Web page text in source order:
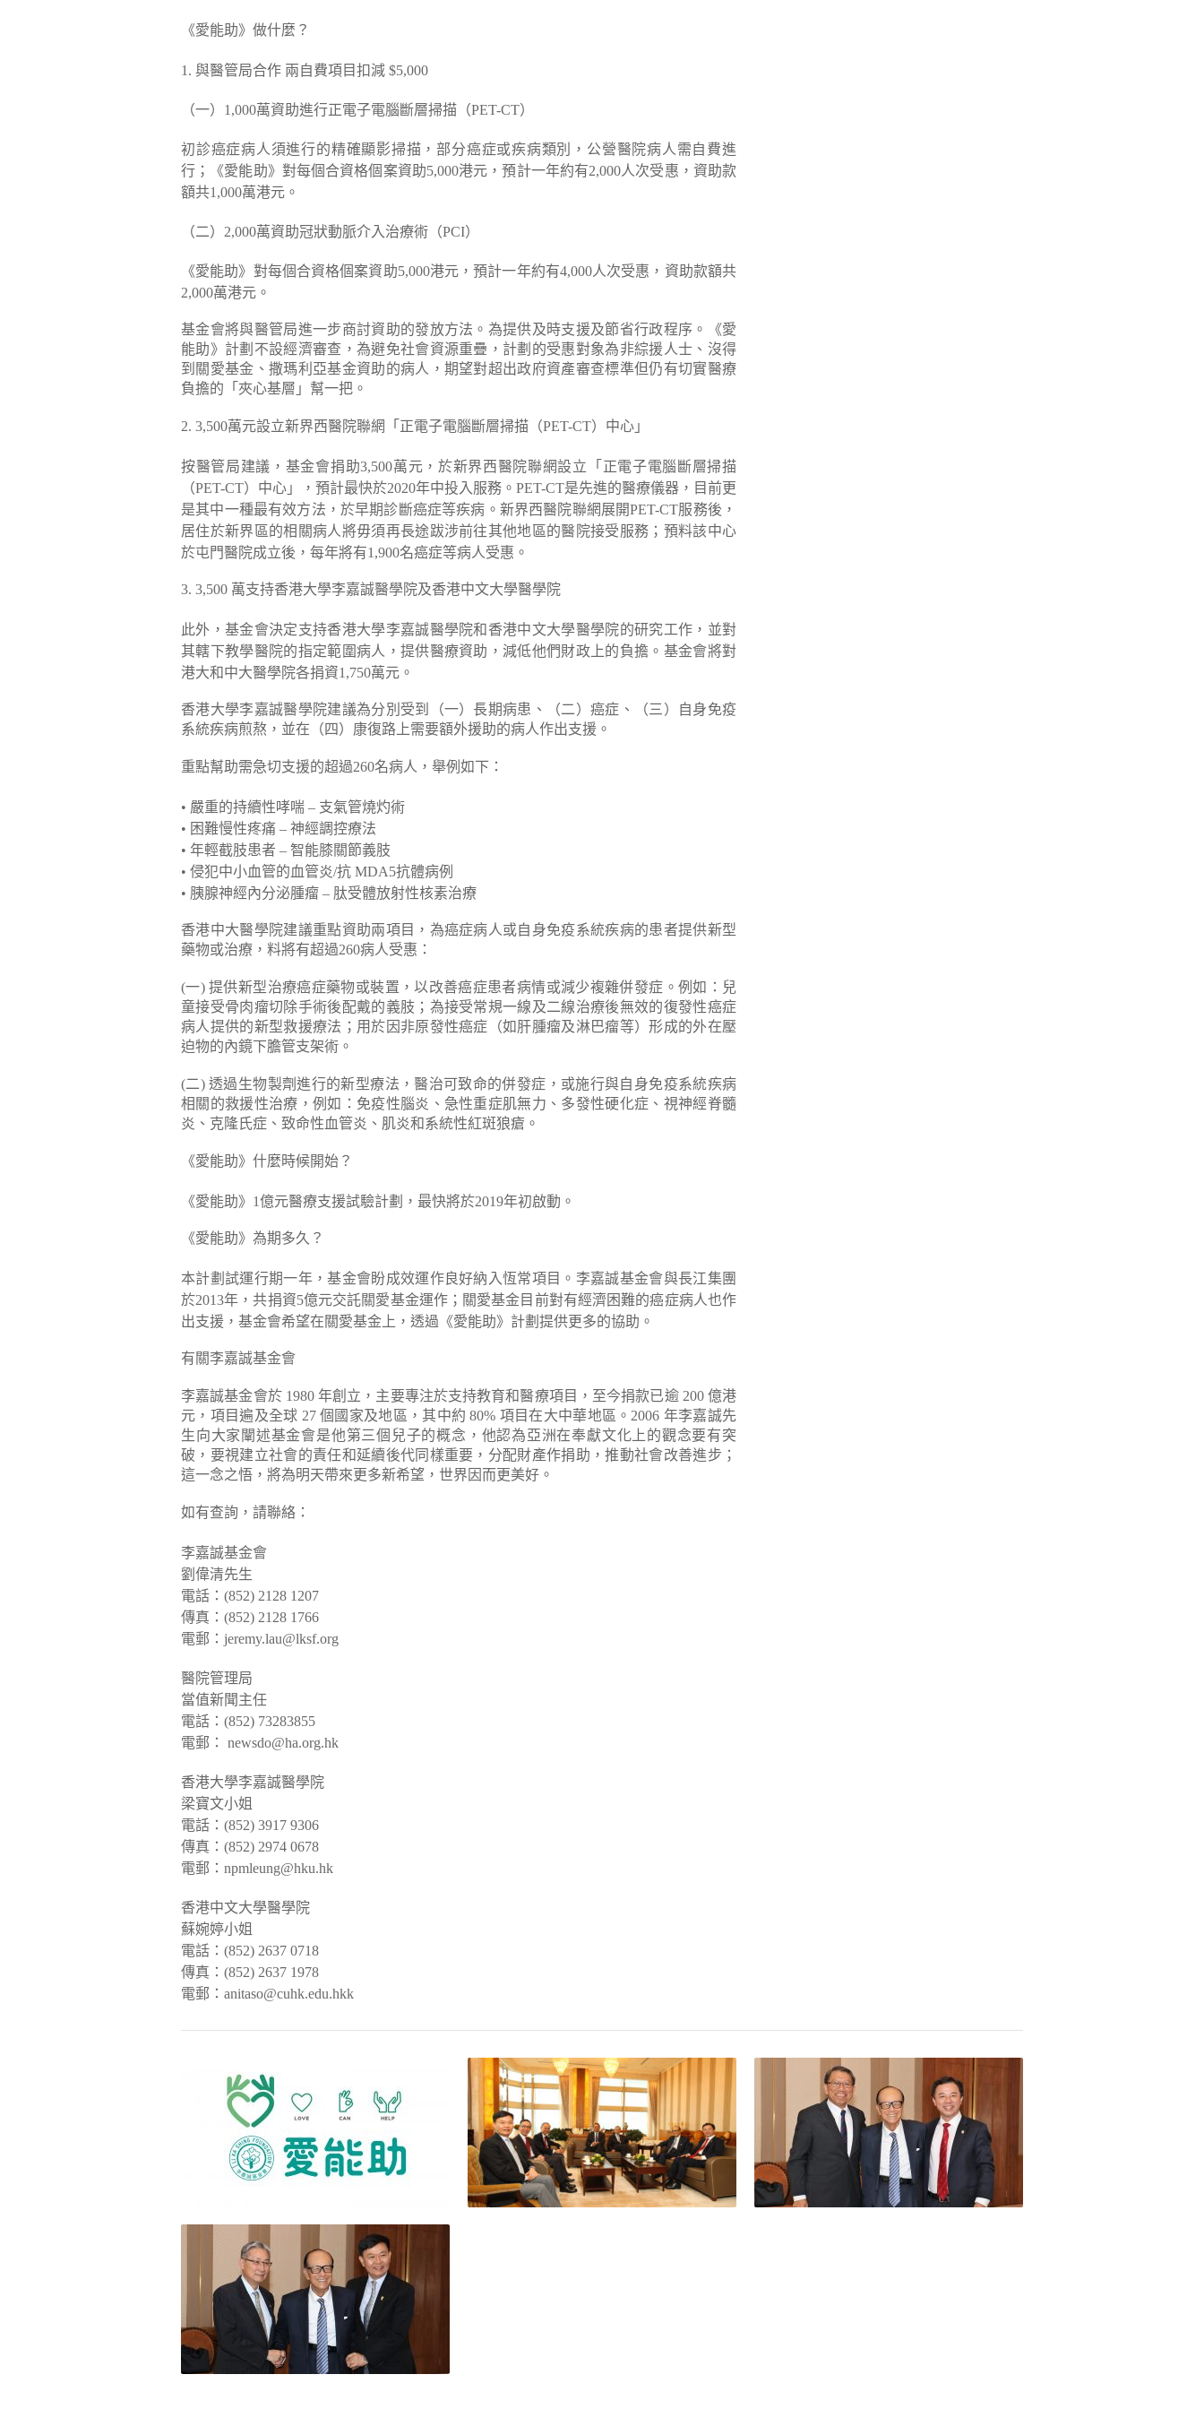
《愛能助》做什麼？
1. 與醫管局合作 兩自費項目扣減 $5,000
（一）1,000萬資助進行正電子電腦斷層掃描（PET-CT）
初診癌症病人須進行的精確顯影掃描，部分癌症或疾病類別，公營醫院病人需自費進
行；《愛能助》對每個合資格個案資助5,000港元，預計一年約有2,000人次受惠，資助款
額共1,000萬港元。
（二）2,000萬資助冠狀動脈介入治療術（PCI）
《愛能助》對每個合資格個案資助5,000港元，預計一年約有4,000人次受惠，資助款額共
2,000萬港元。
基金會將與醫管局進一步商討資助的發放方法。為提供及時支援及節省行政程序。《愛
能助》計劃不設經濟審查，為避免社會資源重疊，計劃的受惠對象為非綜援人士、沒得
到關愛基金、撒瑪利亞基金資助的病人，期望對超出政府資產審查標準但仍有切實醫療
負擔的「夾心基層」幫一把。
2. 3,500萬元設立新界西醫院聯網「正電子電腦斷層掃描（PET-CT）中心」
按醫管局建議，基金會捐助3,500萬元，於新界西醫院聯網設立「正電子電腦斷層掃描
（PET-CT）中心」，預計最快於2020年中投入服務。PET-CT是先進的醫療儀器，目前更
是其中一種最有效方法，於早期診斷癌症等疾病。新界西醫院聯網展開PET-CT服務後，
居住於新界區的相關病人將毋須再長途跋涉前往其他地區的醫院接受服務；預料該中心
於屯門醫院成立後，每年將有1,900名癌症等病人受惠。
3. 3,500 萬支持香港大學李嘉誠醫學院及香港中文大學醫學院
此外，基金會決定支持香港大學李嘉誠醫學院和香港中文大學醫學院的研究工作，並對
其轄下教學醫院的指定範圍病人，提供醫療資助，減低他們財政上的負擔。基金會將對
港大和中大醫學院各捐資1,750萬元。
香港大學李嘉誠醫學院建議為分別受到（一）長期病患、（二）癌症、（三）自身免疫
系統疾病煎熬，並在（四）康復路上需要額外援助的病人作出支援。
重點幫助需急切支援的超過260名病人，舉例如下：
• 嚴重的持續性哮喘 – 支氣管燒灼術
• 困難慢性疼痛 – 神經調控療法
• 年輕截肢患者 – 智能膝關節義肢
• 侵犯中小血管的血管炎/抗 MDA5抗體病例
• 胰腺神經內分泌腫瘤 – 肽受體放射性核素治療
香港中大醫學院建議重點資助兩項目，為癌症病人或自身免疫系統疾病的患者提供新型
藥物或治療，料將有超過260病人受惠：
(一) 提供新型治療癌症藥物或裝置，以改善癌症患者病情或減少複雜併發症。例如：兒
童接受骨肉瘤切除手術後配戴的義肢；為接受常規一線及二線治療後無效的復發性癌症
病人提供的新型救援療法；用於因非原發性癌症（如肝腫瘤及淋巴瘤等）形成的外在壓
迫物的內鏡下膽管支架術。
(二) 透過生物製劑進行的新型療法，醫治可致命的併發症，或施行與自身免疫系統疾病
相關的救援性治療，例如：免疫性腦炎、急性重症肌無力、多發性硬化症、視神經脊髓
炎、克隆氏症、致命性血管炎、肌炎和系統性紅斑狼瘡。
《愛能助》什麼時候開始？
《愛能助》1億元醫療支援試驗計劃，最快將於2019年初啟動。
《愛能助》為期多久？
本計劃試運行期一年，基金會盼成效運作良好納入恆常項目。李嘉誠基金會與長江集團
於2013年，共捐資5億元交託關愛基金運作；關愛基金目前對有經濟困難的癌症病人也作
出支援，基金會希望在關愛基金上，透過《愛能助》計劃提供更多的協助。
有關李嘉誠基金會
李嘉誠基金會於 1980 年創立，主要專注於支持教育和醫療項目，至今捐款已逾 200 億港
元，項目遍及全球 27 個國家及地區，其中約 80% 項目在大中華地區。2006 年李嘉誠先
生向大家闡述基金會是他第三個兒子的概念，他認為亞洲在奉獻文化上的觀念要有突
破，要視建立社會的責任和延續後代同樣重要，分配財產作捐助，推動社會改善進步；
這一念之悟，將為明天帶來更多新希望，世界因而更美好。
如有查詢，請聯絡：
李嘉誠基金會
劉偉清先生
電話：(852) 2128 1207
傳真：(852) 2128 1766
電郵：jeremy.lau@lksf.org
醫院管理局
當值新聞主任
電話：(852) 73283855
電郵： newsdo@ha.org.hk
香港大學李嘉誠醫學院
梁寶文小姐
電話：(852) 3917 9306
傳真：(852) 2974 0678
電郵：npmleung@hku.hk
香港中文大學醫學院
蘇婉婷小姐
電話：(852) 2637 0718
傳真：(852) 2637 1978
電郵：anitaso@cuhk.edu.hkk